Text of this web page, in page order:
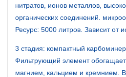
нитратов, ионов металлов,
органических соединений.
Ресурс: 5000 литров. Зависит от
3 стадия: компактный
Фильтрующий элемент
магнием, кальцием и кремнием.